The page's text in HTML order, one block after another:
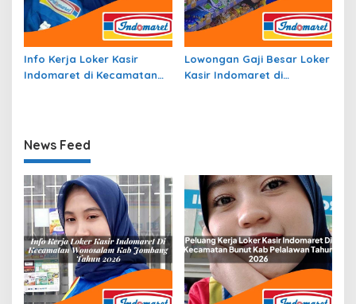
Info Kerja Loker Kasir
Indomaret di Kecamatan
Lowongan Gaji Besar Loker
Kasir Indomaret di
News Feed